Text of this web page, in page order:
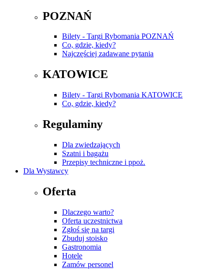
POZNAŃ
Bilety - Targi Rybomania POZNAŃ
Co, gdzie, kiedy?
Najczęściej zadawane pytania
KATOWICE
Bilety - Targi Rybomania KATOWICE
Co, gdzie, kiedy?
Regulaminy
Dla zwiedzających
Szatni i bagażu
Przepisy techniczne i ppoż.
Dla Wystawcy
Oferta
Dlaczego warto?
Oferta uczestnictwa
Zgłoś się na targi
Zbuduj stoisko
Gastronomia
Hotele
Zamów personel